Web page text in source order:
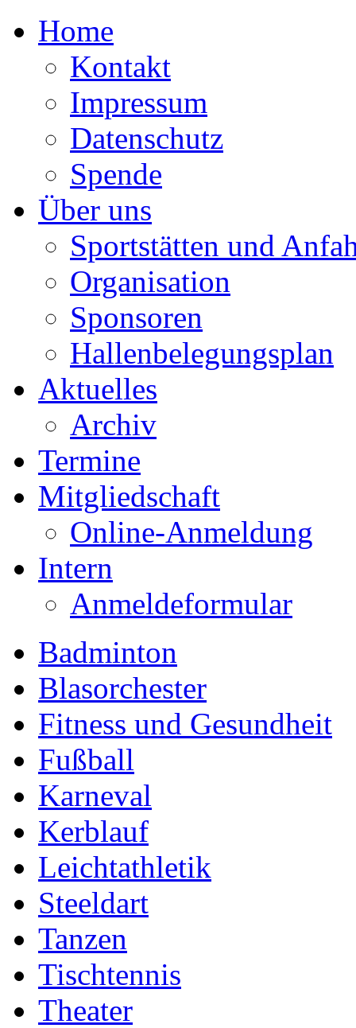
Home
Kontakt
Impressum
Datenschutz
Spende
Über uns
Sportstätten und
Organisation
Sponsoren
Hallenbelegungsplan
Aktuelles
Archiv
Termine
Mitgliedschaft
Online-Anmeldung
Intern
Anmeldeformular
Badminton
Blasorchester
Fitness und Gesundheit
Fußball
Karneval
Kerblauf
Leichtathletik
Steeldart
Tanzen
Tischtennis
Theater